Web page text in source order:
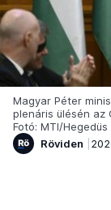
Magyar Péter
plenáris ülésén az
Fotó: MTI/
Röviden